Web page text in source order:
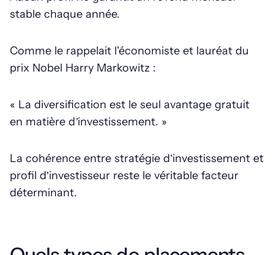
stable chaque année.
Comme le rappelait l'économiste et lauréat du
prix Nobel Harry Markowitz :
« La diversification est le seul avantage gratuit
en matière d’investissement. »
La cohérence entre stratégie d’investissement et
profil d’investisseur reste le véritable facteur
déterminant.